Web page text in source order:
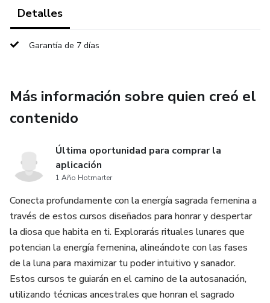
Detalles
Garantía de 7 días
Más información sobre quien creó el
contenido
Última oportunidad para comprar la
aplicación
1 Año Hotmarter
Conecta profundamente con la energía sagrada femenina a
través de estos cursos diseñados para honrar y despertar
la diosa que habita en ti. Explorarás rituales lunares que
potencian la energía femenina, alineándote con las fases
de la luna para maximizar tu poder intuitivo y sanador.
Estos cursos te guiarán en el camino de la autosanación,
utilizando técnicas ancestrales que honran el sagrado